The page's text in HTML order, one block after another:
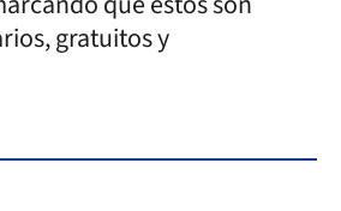
gratuitos y